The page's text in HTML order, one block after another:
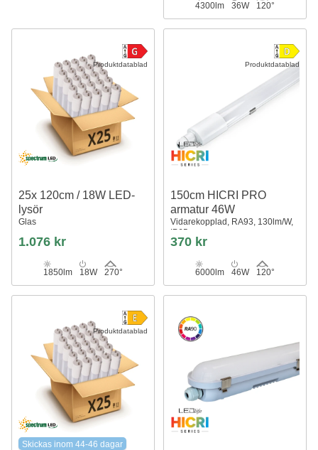
4300lm 36W 120°
Produktdatablad
25x 120cm / 18W LED-
lysör
Glas
1.076 kr
1850lm 18W 270°
Produktdatablad
150cm HICRI PRO
armatur 46W
Vidarekopplad, RA93, 130lm/W,
IP65
370 kr
6000lm 46W 120°
Produktdatablad
Skickas inom 44-46 dagar